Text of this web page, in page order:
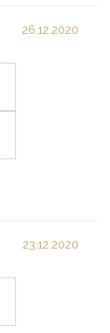
26.12.2020
23.12.2020